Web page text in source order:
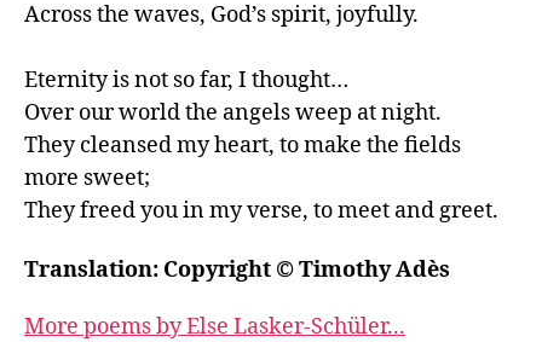
Across the waves, God’s spirit, joyfully.
Eternity is not so far, I thought…
Over our world the angels weep at night.
They cleansed my heart, to make the fields
more sweet;
They freed you in my verse, to meet and greet.
Translation: Copyright © Timothy Adès
More poems by Else Lasker-Schüler...